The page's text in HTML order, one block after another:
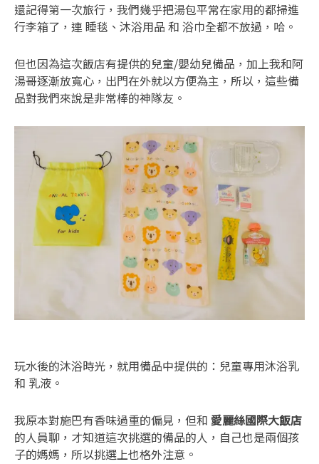
還記得第一次旅行，我們幾乎把湯包平常在家用的都掃進
行李箱了，連 睡毯、沐浴用品 和 浴巾全都不放過，哈。
但也因為這次飯店有提供的兒童/嬰幼兒備品，加上我和阿
湯哥逐漸放寬心，出門在外就以方便為主，所以，這些備
品對我們來說是非常棒的神隊友。
玩水後的沐浴時光，就用備品中提供的：兒童專用沐浴乳
和 乳液。
我原本對施巴有香味過重的偏見，但和 愛麗絲國際大飯店
的人員聊，才知道這次挑選的備品的人，自己也是兩個孩
子的媽媽，所以挑選上也格外注意。